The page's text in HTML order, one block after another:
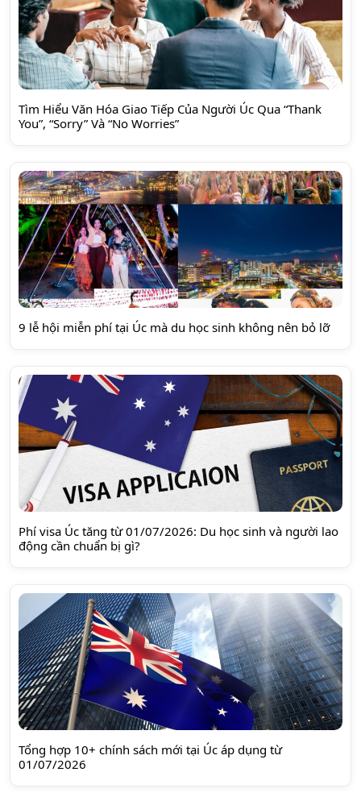
Tìm Hiểu Văn Hóa Giao Tiếp Của Người Úc Qua “Thank
You”, “Sorry” Và “No Worries”
9 lễ hội miễn phí tại Úc mà du học sinh không nên bỏ lỡ
Phí visa Úc tăng từ 01/07/2026: Du học sinh và người lao
động cần chuẩn bị gì?
Tổng hợp 10+ chính sách mới tại Úc áp dụng từ
01/07/2026